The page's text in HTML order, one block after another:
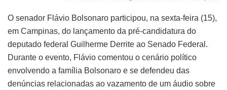
O senador Flávio Bolsonaro participou, na sexta-feira (15),
em Campinas, do lançamento da pré-candidatura do
deputado federal Guilherme Derrite ao Senado Federal.
Durante o evento, Flávio comentou o cenário político
envolvendo a família Bolsonaro e se defendeu das
denúncias relacionadas ao vazamento de um áudio sobre